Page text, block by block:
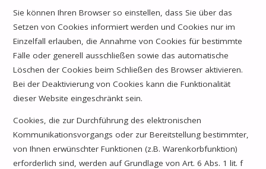
Sie können Ihren Browser so einstellen, dass Sie über das
Setzen von Cookies informiert werden und Cookies nur im
Einzelfall erlauben, die Annahme von Cookies für bestimmte
Fälle oder generell ausschließen sowie das automatische
Löschen der Cookies beim Schließen des Browser aktivieren.
Bei der Deaktivierung von Cookies kann die Funktionalität
dieser Website eingeschränkt sein.
Cookies, die zur Durchführung des elektronischen
Kommunikationsvorgangs oder zur Bereitstellung bestimmter,
von Ihnen erwünschter Funktionen (z.B. Warenkorbfunktion)
erforderlich sind, werden auf Grundlage von Art. 6 Abs. 1 lit. f